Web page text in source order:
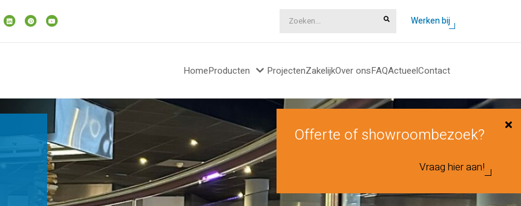
Zoeken... Werken bij
HomeProducten ProjectenZakelijkOver onsFAQActueelContact
Offerte of showroombezoek?
Vraag hier aan!